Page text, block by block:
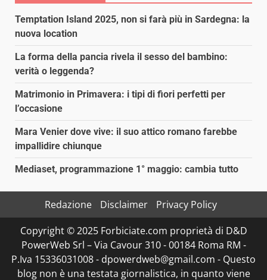
Temptation Island 2025, non si farà più in Sardegna: la
nuova location
La forma della pancia rivela il sesso del bambino:
verità o leggenda?
Matrimonio in Primavera: i tipi di fiori perfetti per
l’occasione
Mara Venier dove vive: il suo attico romano farebbe
impallidire chiunque
Mediaset, programmazione 1° maggio: cambia tutto
Redazione Disclaimer
Privacy Policy
Copyright © 2025 Forbiciate.com proprietà di D&D
PowerWeb Srl – Via Cavour 310 - 00184 Roma RM -
P.Iva 15336031008 - dpowerdweb@gmail.com - Questo
blog non è una testata giornalistica, in quanto viene